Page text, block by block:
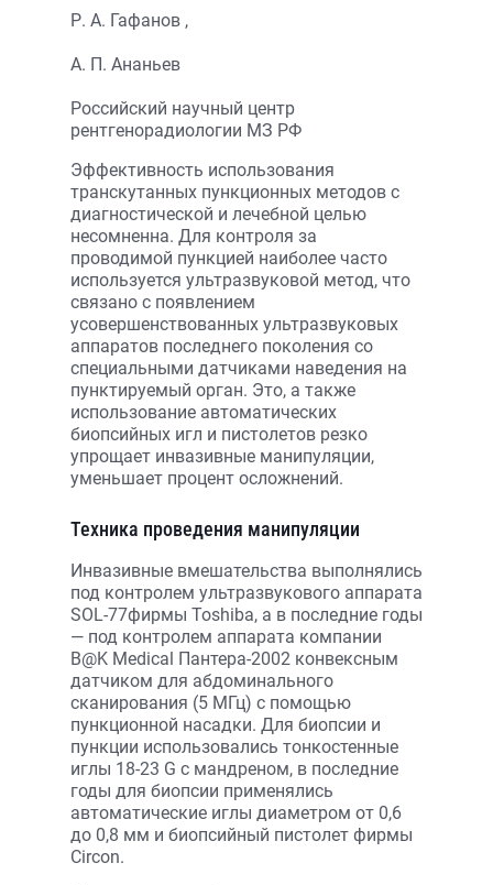
Р. А. Гафанов ,
А. П. Ананьев
Российский научный центр
рентгенорадиологии МЗ РФ
Эффективность использования
транскутанных пункционных методов с
диагностической и лечебной целью
несомненна. Для контроля за
проводимой пункцией наиболее часто
используется ультразвуковой метод, что
связано с появлением
усовершенствованных ультразвуковых
аппаратов последнего поколения со
специальными датчиками наведения на
пунктируемый орган. Это, а также
использование автоматических
биопсийных игл и пистолетов резко
упрощает инвазивные манипуляции,
уменьшает процент осложнений.
Техника проведения манипуляции
Инвазивные вмешательства выполнялись
под контролем ультразвукового аппарата
SOL-77фирмы Toshiba, а в последние годы
— под контролем аппарата компании
B@K Medical Пантера-2002 конвексным
датчиком для абдоминального
сканирования (5 МГц) с помощью
пункционной насадки. Для биопсии и
пункции использовались тонкостенные
иглы 18-23 G с мандреном, в последние
годы для биопсии применялись
автоматические иглы диаметром от 0,6
до 0,8 мм и биопсийный пистолет фирмы
Circon.